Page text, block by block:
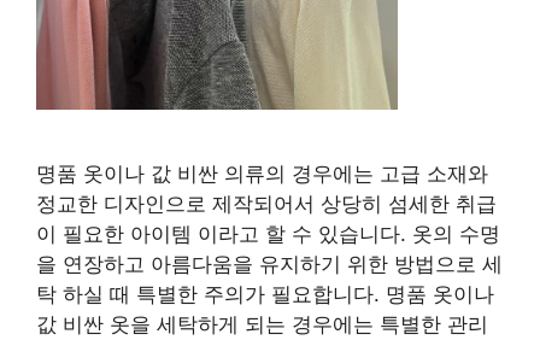
명품 옷이나 값 비싼 의류의 경우에는 고급 소재와
정교한 디자인으로 제작되어서 상당히 섬세한 취급
이 필요한 아이템 이라고 할 수 있습니다. 옷의 수명
을 연장하고 아름다움을 유지하기 위한 방법으로 세
탁 하실 때 특별한 주의가 필요합니다. 명품 옷이나
값 비싼 옷을 세탁하게 되는 경우에는 특별한 관리